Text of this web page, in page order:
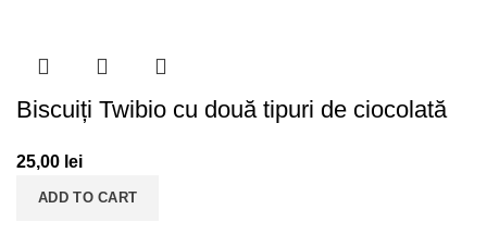
Biscuiți Twibio cu două tipuri de ciocolată
25,00 lei
ADD TO CART